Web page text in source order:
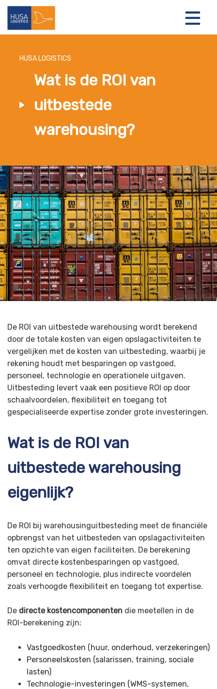
LOGISTIEKE OPLOSSINGEN
CONTACT
HUSA LOGISTICS
Wat is de ROI van
uitbestede
warehousing?
De ROI van uitbestede warehousing wordt berekend
door de totale kosten van eigen opslagactiviteiten te
vergelijken met de kosten van uitbesteding, waarbij je
rekening houdt met besparingen op vastgoed,
personeel, technologie en operationele uitgaven.
Uitbesteding levert vaak een positieve ROI op door
schaalvoordelen, flexibiliteit en toegang tot
gespecialiseerde expertise zonder grote investeringen.
Wat is de ROI van
uitbestede warehousing
eigenlijk?
De ROI bij warehousinguitbesteding meet de financiële
opbrengst van het uitbesteden van opslagactiviteiten
ten opzichte van eigen faciliteiten. De berekening
omvat directe kostenbesparingen op vastgoed,
personeel en technologie, plus indirecte voordelen
zoals verhoogde flexibiliteit en toegang tot expertise.
De directe kostencomponenten die meetellen in de
ROI-berekening zijn:
Vastgoedkosten (huur, onderhoud, verzekeringen)
Personeelskosten (salarissen, training, sociale
lasten)
Technologie-investeringen (WMS-systemen,